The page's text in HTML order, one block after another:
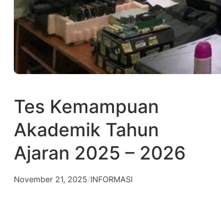
Tes Kemampuan
Akademik Tahun
Ajaran 2025 – 2026
November 21, 2025/INFORMASI